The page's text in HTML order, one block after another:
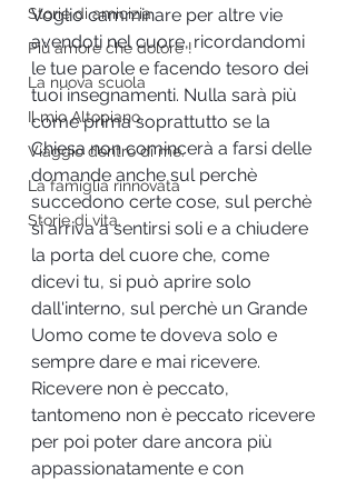
Storie di amicizia.
Più amore che dolore !
La nuova scuola
Il mio Altopiano.
Viaggio dentro di me.
La famiglia rinnovata
Storie di vita.
Voglio camminare per altre vie
avendoti nel cuore, ricordandomi
le tue parole e facendo tesoro dei
tuoi insegnamenti. Nulla sarà più
come prima soprattutto se la
Chiesa non comincerà a farsi delle
domande anche sul perchè
succedono certe cose, sul perchè
si arriva a sentirsi soli e a chiudere
la porta del cuore che, come
dicevi tu, si può aprire solo
dall'interno, sul perchè un Grande
Uomo come te doveva solo e
sempre dare e mai ricevere.
Ricevere non è peccato,
tantomeno non è peccato ricevere
per poi poter dare ancora più
appassionatamente e con